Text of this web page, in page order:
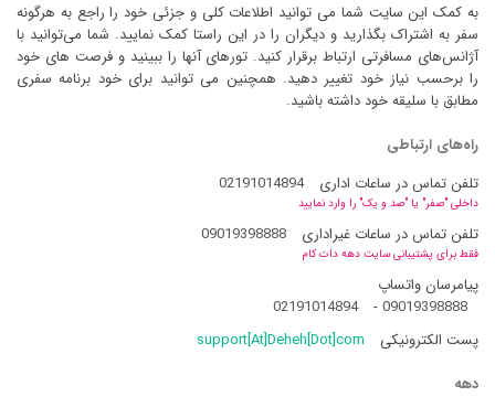
به کمک این سایت شما می توانید اطلاعات کلی و جزئی خود را راجع به هرگونه
سفر به اشتراک بگذارید و دیگران را در این راستا کمک نمایید. شما می‌توانید با
آژانس‌های مسافرتی ارتباط برقرار کنید. تورهای آنها را ببینید و فرصت های خود
را برحسب نیاز خود تغییر دهید. همچنین می توانید برای خود برنامه سفری
مطابق با سلیقه خود داشته باشید.
راه‌های ارتباطی
تلفن تماس در ساعات اداری
02191014894
داخلی "صفر" یا "صد و یک" را وارد نمایید
تلفن تماس در ساعات غیراداری 09019398888
فقط برای پشتیبانی سایت دهه دات کام
پیامرسان واتساپ
09019398888
-
02191014894
پست الکترونیکی
support[At]Deheh[Dot]com
دهه